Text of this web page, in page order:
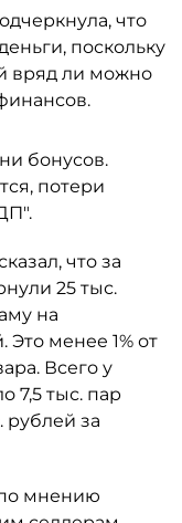
что
поскольку
вряд ли можно
бонусов.
потери
что за
25 тыс.
на
Это менее 1% от
Всего у
7,5 тыс. пар
рублей за
по мнению